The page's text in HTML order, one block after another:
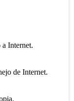
a Internet.
de Internet.